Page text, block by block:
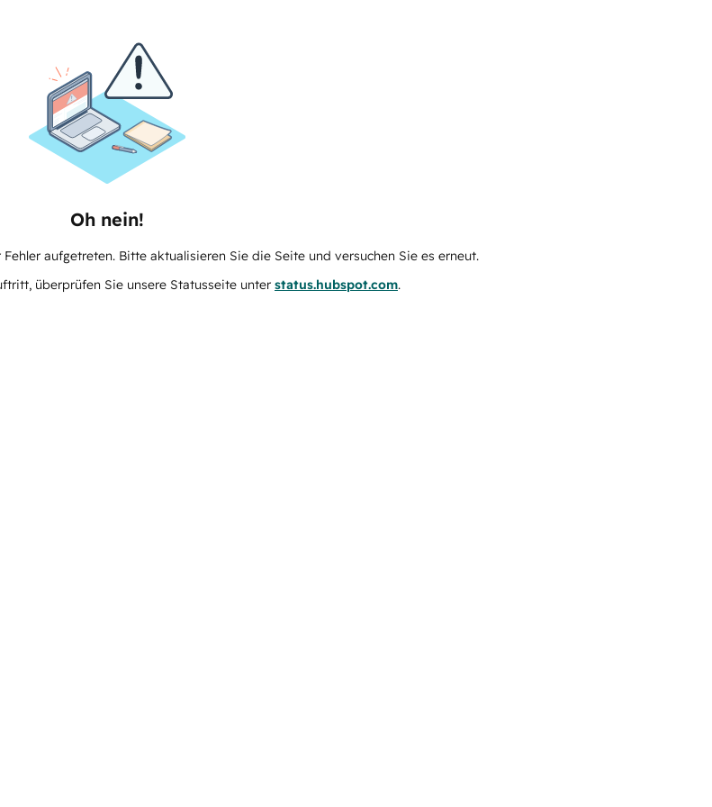
Oh nein!
aufgetreten. Bitte aktualisieren Sie die Seite und versuchen Sie es erneut.
überprüfen Sie unsere Statusseite unter status.hubspot.com.